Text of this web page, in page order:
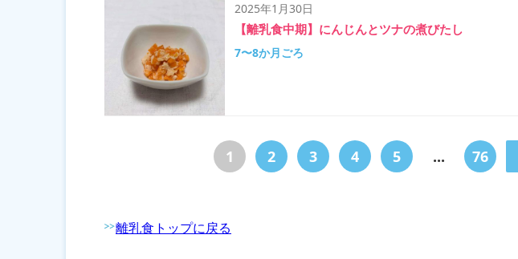
2025年1月30日
【離乳食中期】にんじんとツナの煮びたし
7〜8か月ごろ
1 2 3 4 5 ... 76
離乳食トップに戻る